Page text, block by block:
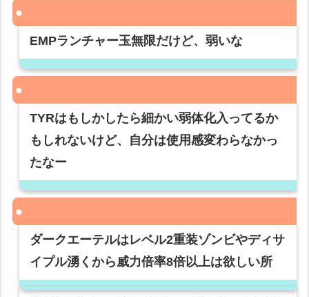
EMPランチャー玉無限だけど、弱いな
TYRはもしかしたら細かい弱体化入ってるか
もしれないけど、自分は使用感変わらなかっ
たなー
ダークエーテルはレベル2重装ゾンビやディサ
イプル湧くから威力倍率8倍以上は欲しい所